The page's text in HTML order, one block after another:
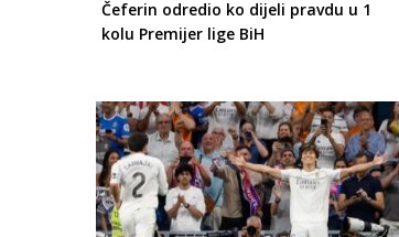
Čeferin odredio ko dijeli pravdu u 1
kolu Premijer lige BiH